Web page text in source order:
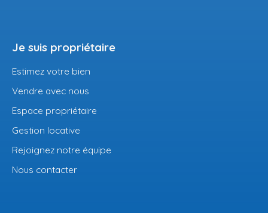
Je suis propriétaire
Estimez votre bien
Vendre avec nous
Espace propriétaire
Gestion locative
Rejoignez notre équipe
Nous contacter